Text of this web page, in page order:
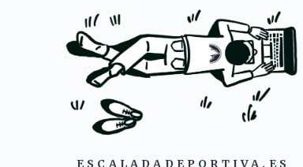
ESCALADADEPORTIVA.ES